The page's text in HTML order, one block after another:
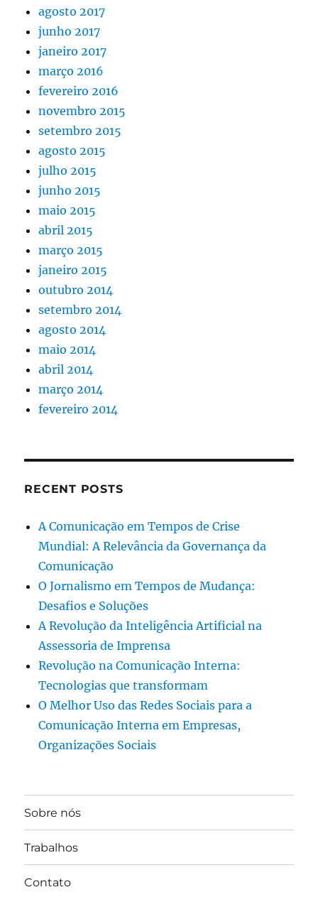
agosto 2017
junho 2017
janeiro 2017
março 2016
fevereiro 2016
novembro 2015
setembro 2015
agosto 2015
julho 2015
junho 2015
maio 2015
abril 2015
março 2015
janeiro 2015
outubro 2014
setembro 2014
agosto 2014
maio 2014
abril 2014
março 2014
fevereiro 2014
RECENT POSTS
A Comunicação em Tempos de Crise
Mundial: A Relevância da Governança da
Comunicação
O Jornalismo em Tempos de Mudança:
Desafios e Soluções
A Revolução da Inteligência Artificial na
Assessoria de Imprensa
Revolução na Comunicação Interna:
Tecnologias que transformam
O Melhor Uso das Redes Sociais para a
Comunicação Interna em Empresas,
Organizações Sociais
Sobre nós
Trabalhos
Contato